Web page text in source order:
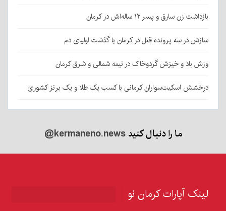
بازداشت زن سارق و پسر ۱۲ ساله‌اش در کرمان
سازش در سه پرونده قتل در کرمان با گذشت اولیای دم
وزش باد و خیزش گردوخاک در نیمه شمالی و شرق کرمان
درخشش اسکیت‌سواران کرمانی با کسب یک طلا و یک برنز کشوری
ما را دنبال کنید@kermaneno.news
لینک آپارات کرمان نو